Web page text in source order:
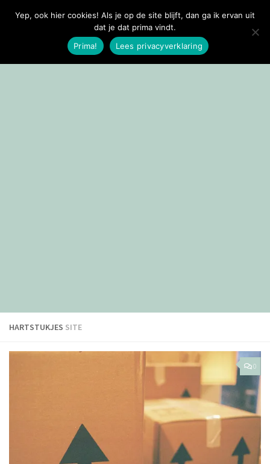
Doorgaan naar inhoud
HARTSTUKJES SITE
0
Yep, ook hier cookies! Als je op de site blijft, dan ga ik ervan uit
dat je dat prima vindt.
Prima!
Lees privacyverklaring